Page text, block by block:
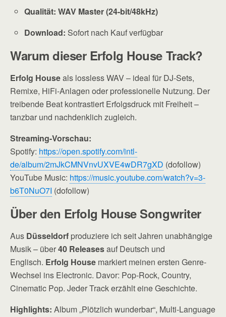
Qualität: WAV Master (24-bit/48kHz)
Download: Sofort nach Kauf verfügbar
Warum dieser Erfolg House Track?
Erfolg Houseals lossless WAV – ideal für DJ-Sets,
Remixe, HiFi-Anlagen oder professionelle Nutzung. Der
treibende Beat kontrastiert Erfolgsdruck mit Freiheit –
tanzbar und nachdenklich zugleich.
Streaming-Vorschau:
Spotify: https://open.spotify.com/intl-
de/album/2mJkCMNVnvUXVE4wDR7gXD (dofollow)
YouTube Music: https://music.youtube.com/watch?v=3-
b6T0NuO7I (dofollow)
Über den Erfolg House Songwriter
Aus Düsseldorf produziere ich seit Jahren unabhängige
Musik – über40 Releasesauf Deutsch und
Englisch. Erfolg House markiert meinen ersten Genre-
Wechsel ins Electronic. Davor: Pop-Rock, Country,
Cinematic Pop. Jeder Track erzählt eine Geschichte.
Highlights: Album „Plötzlich wunderbar“, Multi-Language